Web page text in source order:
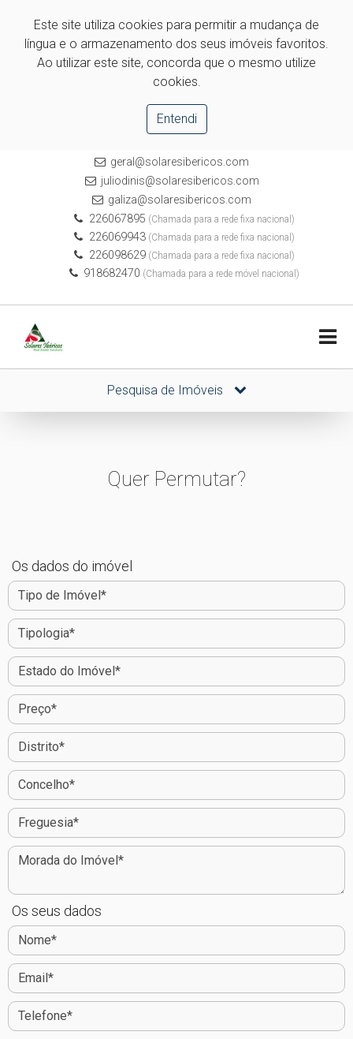
Este site utiliza cookies para permitir a mudança de
língua e o armazenamento dos seus imóveis favoritos.
Ao utilizar este site, concorda que o mesmo utilize
cookies.
Entendi
geral@solaresibericos.com
juliodinis@solaresibericos.com
galiza@solaresibericos.com
226067895 (Chamada para a rede fixa nacional)
226069943(Chamada para a rede fixa nacional)
226098629(Chamada para a rede fixa nacional)
918682470 (Chamada para a rede móvel nacional)
Pesquisa de Imóveis
Quer Permutar?
Os dados do imóvel
Os seus dados